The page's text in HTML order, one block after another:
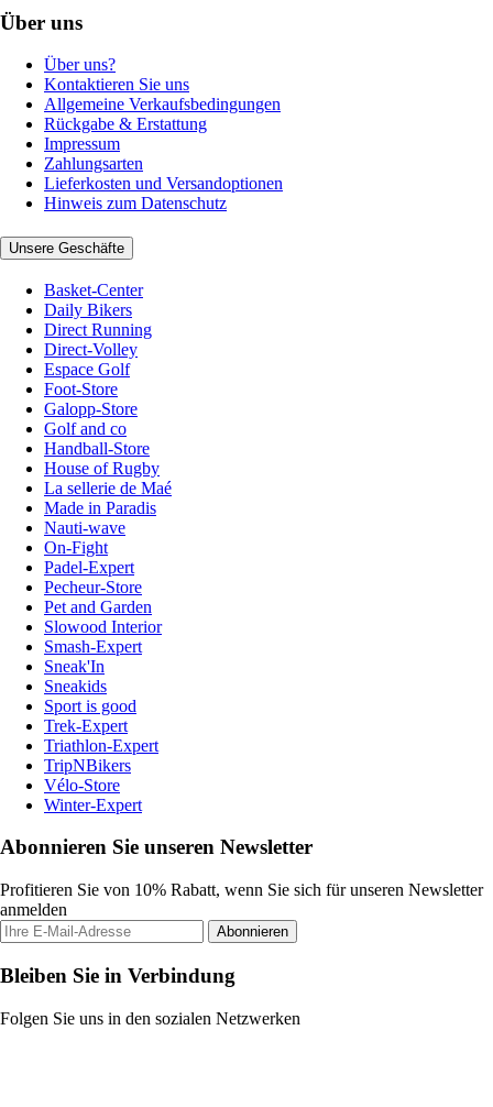
Über uns
Über uns?
Kontaktieren Sie uns
Allgemeine Verkaufsbedingungen
Rückgabe & Erstattung
Impressum
Zahlungsarten
Lieferkosten und Versandoptionen
Hinweis zum Datenschutz
Unsere Geschäfte
Basket-Center
Daily Bikers
Direct Running
Direct-Volley
Espace Golf
Foot-Store
Galopp-Store
Golf and co
Handball-Store
House of Rugby
La sellerie de Maé
Made in Paradis
Nauti-wave
On-Fight
Padel-Expert
Pecheur-Store
Pet and Garden
Slowood Interior
Smash-Expert
Sneak'In
Sneakids
Sport is good
Trek-Expert
Triathlon-Expert
TripNBikers
Vélo-Store
Winter-Expert
Abonnieren Sie unseren Newsletter
Profitieren Sie von 10% Rabatt, wenn Sie sich für unseren Newsletter
anmelden
Abonnieren
Bleiben Sie in Verbindung
Folgen Sie uns in den sozialen Netzwerken